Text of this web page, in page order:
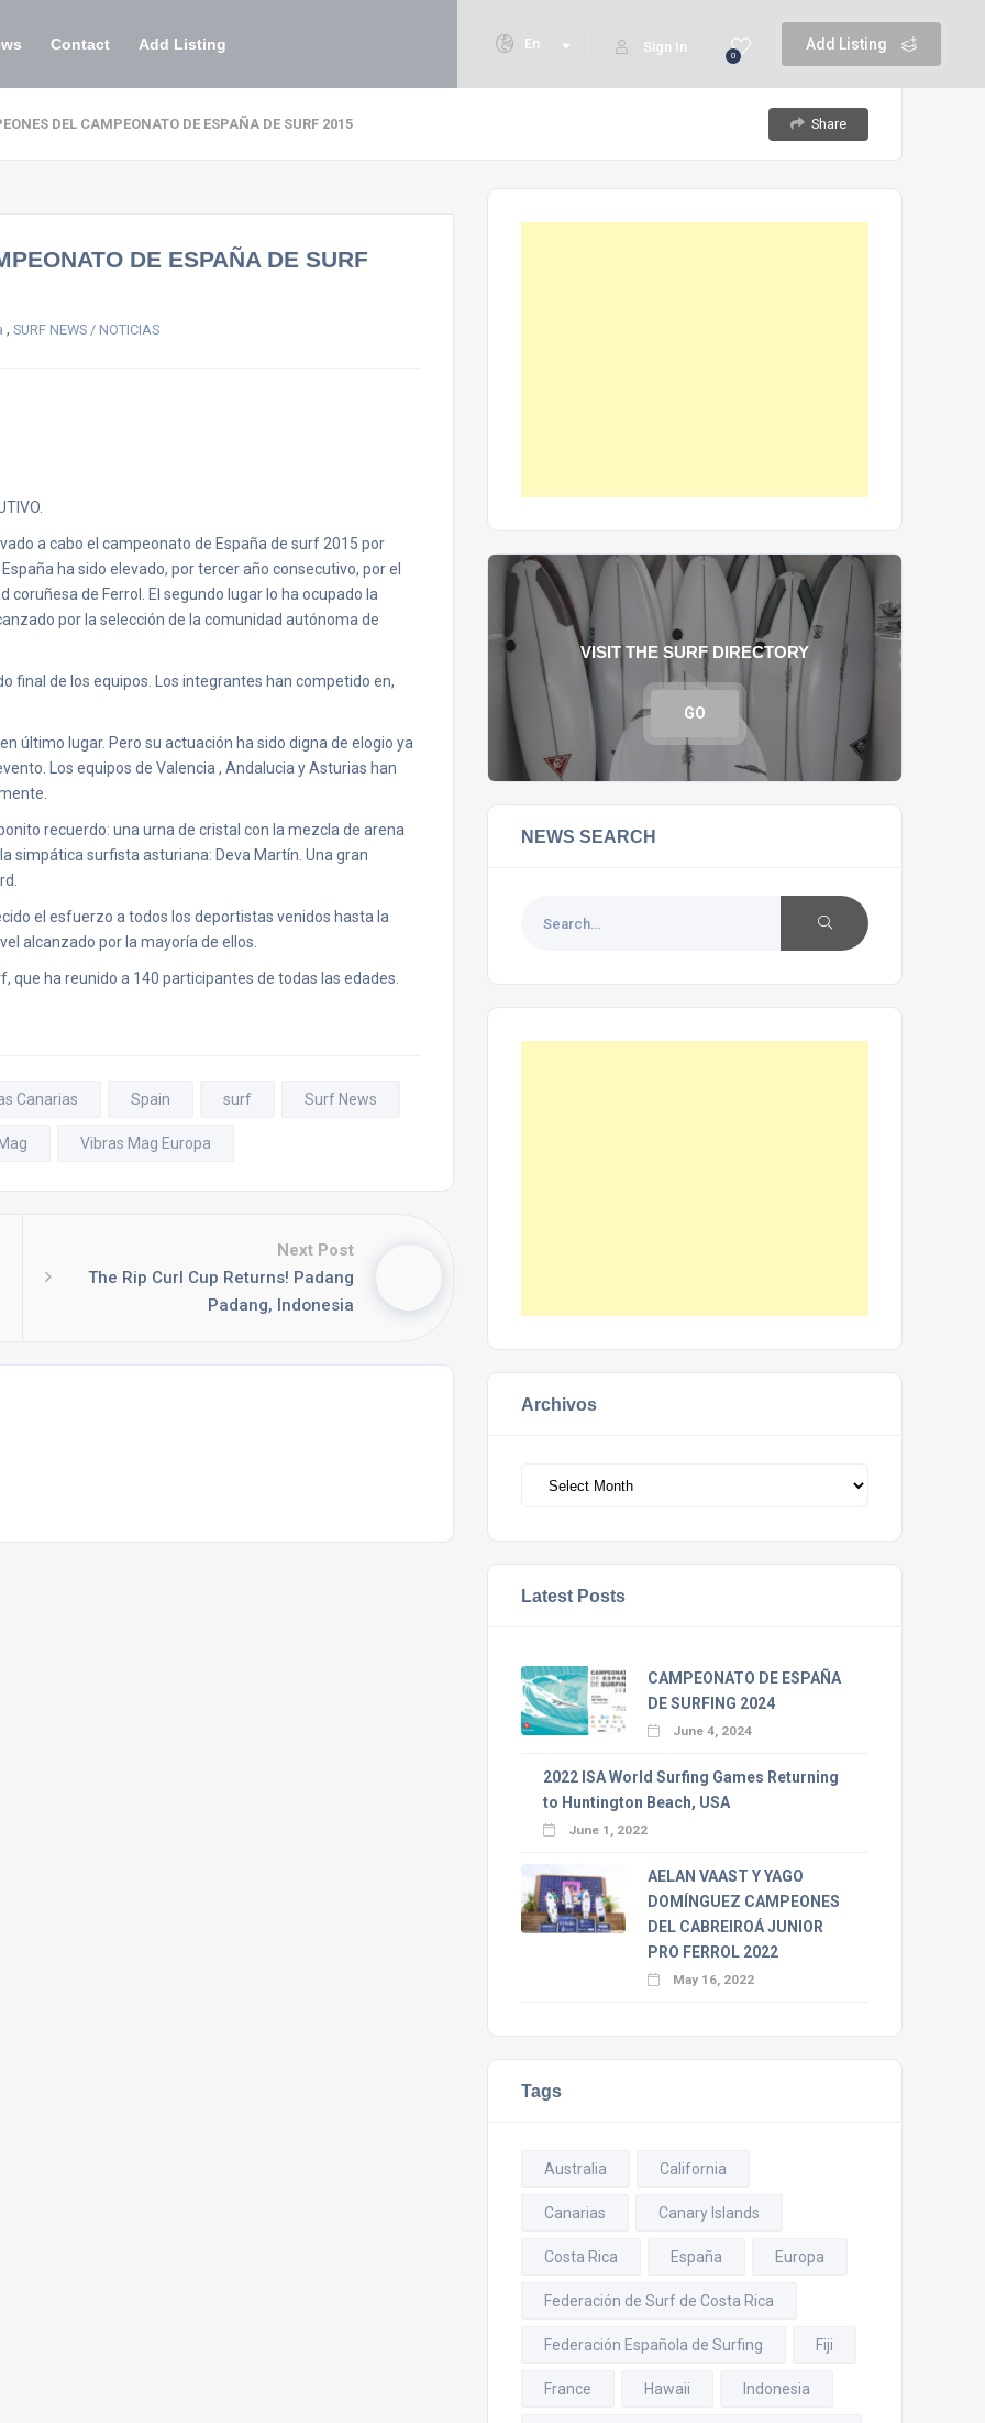
Add Listing
0
Sign In
En
Contact Add Listing
DEL CAMPEONATO DE ESPAÑA DE SURF 2015 Share
DE ESPAÑA DE SURF
, SURF NEWS / NOTICIAS
a cabo el campeonato de España de surf 2015 por
ha sido elevado, por tercer año consecutivo, por el
de Ferrol. El segundo lugar lo ha ocupado la
por la selección de la comunidad autónoma de
final de los equipos. Los integrantes han competido en,
último lugar. Pero su actuación ha sido digna de elogio ya
Los equipos de Valencia , Andalucia y Asturias han
recuerdo: una urna de cristal con la mezcla de arena
simpática surfista asturiana: Deva Martín. Una gran
el esfuerzo a todos los deportistas venidos hasta la
alcanzado por la mayoría de ellos.
ha reunido a 140 participantes de todas las edades.
Canarias Spain surf Surf News
Vibras Mag Europa
Next Post
The Rip Curl Cup Returns! Padang
Padang, Indonesia
VISIT THE SURF DIRECTORY
GO
NEWS SEARCH
Archivos
Latest Posts
CAMPEONATO DE ESPAÑA
DE SURFING 2024
June 4, 2024
2022 ISA World Surfing Games Returning
to Huntington Beach, USA
June 1, 2022
AELAN VAAST Y YAGO
DOMÍNGUEZ CAMPEONES
DEL CABREIROÁ JUNIOR
PRO FERROL 2022
May 16, 2022
Tags
Australia California
Canarias Canary Islands
Costa Rica España Europa
Federación de Surf de Costa Rica
Federación Española de Surfing Fiji
France Hawaii Indonesia